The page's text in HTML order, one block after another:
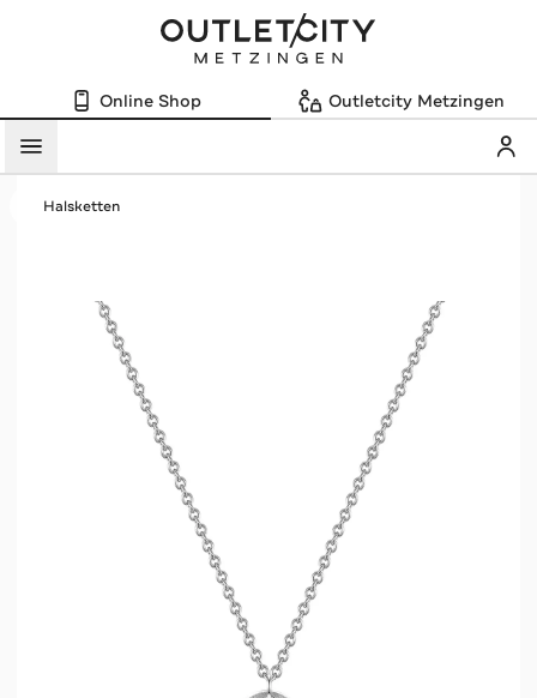
Online Shop Outletcity Metzingen
Menü
Halsketten